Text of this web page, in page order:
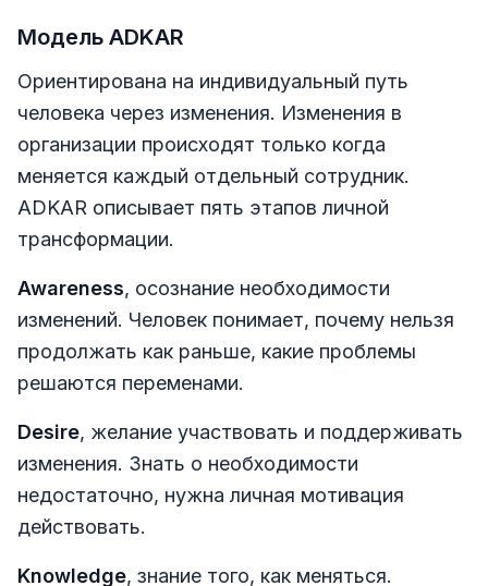
Модель ADKAR
Ориентирована на индивидуальный путь
человека через изменения. Изменения в
организации происходят только когда
меняется каждый отдельный сотрудник.
ADKAR описывает пять этапов личной
трансформации.
Awareness, осознание необходимости
изменений. Человек понимает, почему нельзя
продолжать как раньше, какие проблемы
решаются переменами.
Desire, желание участвовать и поддерживать
изменения. Знать о необходимости
недостаточно, нужна личная мотивация
действовать.
Knowledge, знание того, как меняться.